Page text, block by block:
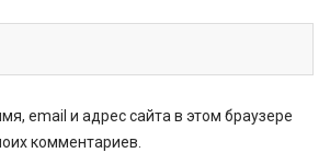
email и адрес сайта в этом браузере
комментариев.